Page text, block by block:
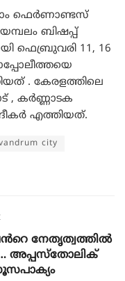
ഫെർണാണ്ടസ്
ബിഷപ്പ്
ഫെബ്രുവരി 11, 16
. കേരളത്തിലെ
, കർണ്ണാടക
എത്തിയത്.
city
നേതൃത്വത്തിൽ
അപ്പസ്തോലിക്